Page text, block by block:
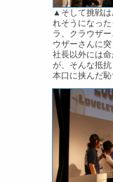
▲そして挑戦
れそうになっ
ラ、クラウザ
ウザーさんに
社長以外には
が、そんな抵
本口に挟んだ恥